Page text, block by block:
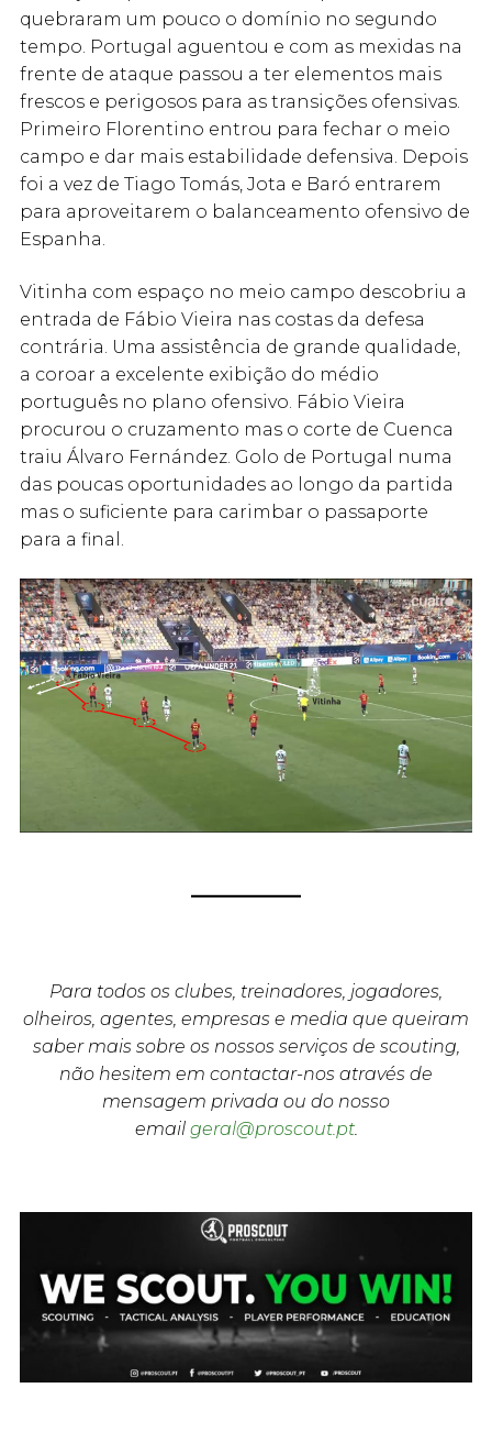
quebraram um pouco o domínio no segundo
tempo. Portugal aguentou e com as mexidas na
frente de ataque passou a ter elementos mais
frescos e perigosos para as transições ofensivas.
Primeiro Florentino entrou para fechar o meio
campo e dar mais estabilidade defensiva. Depois
foi a vez de Tiago Tomás, Jota e Baró entrarem
para aproveitarem o balanceamento ofensivo de
Espanha.
Vitinha com espaço no meio campo descobriu a
entrada de Fábio Vieira nas costas da defesa
contrária. Uma assistência de grande qualidade,
a coroar a excelente exibição do médio
português no plano ofensivo. Fábio Vieira
procurou o cruzamento mas o corte de Cuenca
traiu Álvaro Fernández. Golo de Portugal numa
das poucas oportunidades ao longo da partida
mas o suficiente para carimbar o passaporte
para a final.
Para todos os clubes, treinadores, jogadores,
olheiros, agentes, empresas e media que queiram
saber mais sobre os nossos serviços de scouting,
não hesitem em contactar-nos através de
mensagem privada ou do nosso
email geral@proscout.pt.